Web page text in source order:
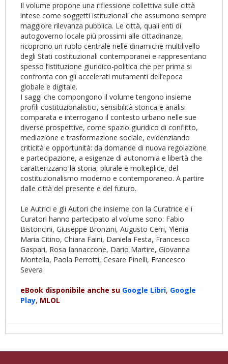
Il volume propone una riflessione collettiva sulle città
intese come soggetti istituzionali che assumono sempre
maggiore rilevanza pubblica. Le città, quali enti di
autogoverno locale più prossimi alle cittadinanze,
ricoprono un ruolo centrale nelle dinamiche multilivello
degli Stati costituzionali contemporanei e rappresentano
spesso l’istituzione giuridico-politica che per prima si
confronta con gli accelerati mutamenti dell’epoca
globale e digitale.
I saggi che compongono il volume tengono insieme
profili costituzionalistici, sensibilità storica e analisi
comparata e interrogano il contesto urbano nelle sue
diverse prospettive, come spazio giuridico di conflitto,
mediazione e trasformazione sociale, evidenziando
criticità e opportunità: da domande di nuova regolazione
e partecipazione, a esigenze di autonomia e libertà che
caratterizzano la storia, plurale e molteplice, del
costituzionalismo moderno e contemporaneo. A partire
dalle città del presente e del futuro.
Le Autrici e gli Autori che insieme con la Curatrice e i
Curatori hanno partecipato al volume sono: Fabio
Bistoncini, Giuseppe Bronzini, Augusto Cerri, Ylenia
Maria Citino, Chiara Faini, Daniela Festa, Francesco
Gaspari, Rosa Iannaccone, Dario Martire, Giovanna
Montella, Paola Perrotti, Cesare Pinelli, Francesco
Severa
eBook disponibile anche su Google Libri, Google
Play, MLOL